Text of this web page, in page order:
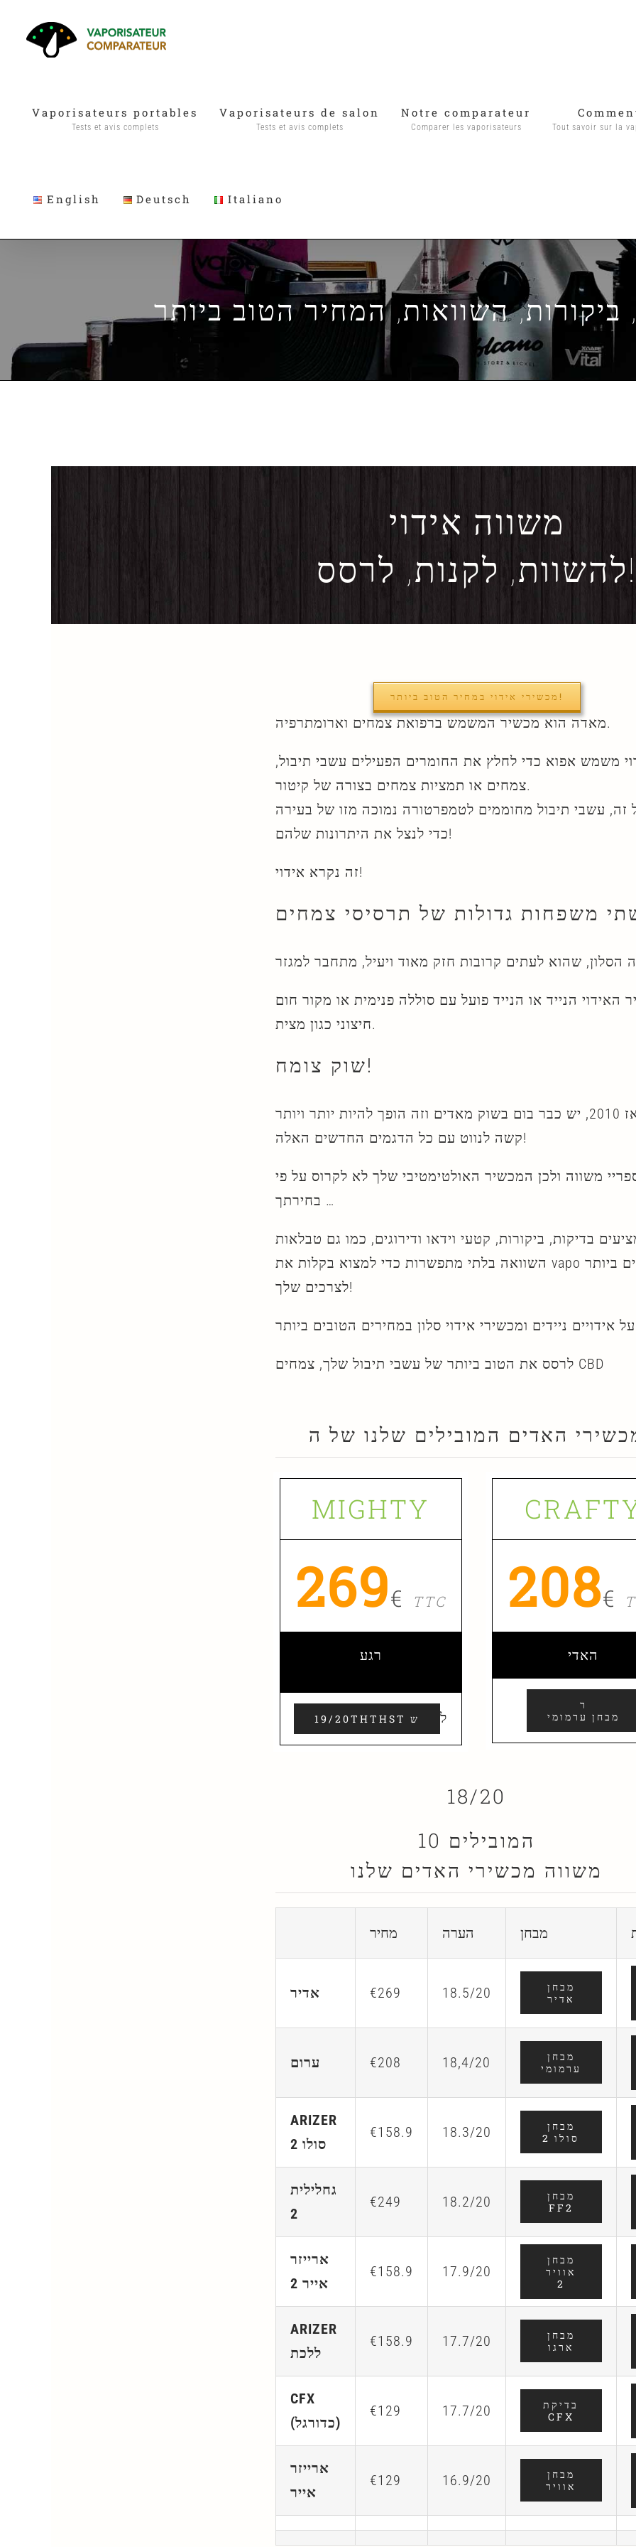
Vaporisateurs portables
Tests et avis complets
Vaporisateurs de salon
Tests et avis complets
Notre comparateur
Comparer les vaporisateurs Tout savoir sur la
English Deutsch Italiano
ביקורות, השוואות, המחיר הטוב ביותר
משווה אידוי
לרסס!
מכשירי אידוי במחיר הטוב ביותר!
מאדה הוא מכשיר המשמש ברפואת צמחים וארומתרפיה.
משמש אפוא כדי לחלץ את החומרים הפעילים עשבי תיבול,
צמחים או תמציות צמחים בצורה של קיטור.
זה, עשבי תיבול מחוממים לטמפרטורה נמוכה מזו של בעירה
כדי לנצל את היתרונות שלהם!
זה נקרא אידוי!
משפחות גדולות של תרסיסי צמחים
הסלון
האידוי הנייד או הנייד פועל עם סוללה פנימית או מקור חום
חיצוני כגון מצית.
שוק צומח!
מאז 2010, יש כבר בום בשוק מאדים וזה הופך להיות יותר ויותר
קשה לנווט עם כל הדגמים החדשים האלה!
משווה ולכן המכשיר האולטימטיבי שלך לא לקרוס על פי
בחירתך …
בדיקות, ביקורות, קטעי וידאו ודירוגים, כמו גם טבלאות
השוואה בלתי מתפשרות כדי למצוא בקלות את vapo המתאים ביותר
לצרכים שלך!
לרסס את הטוב ביותר של עשבי תיבול שלך, צמחים CBD
האדים המובילים שלנו של ה
MIGHTY
269€ TTC
רגע
19/20THTHST ש ל
208€
האדי
ר
מבחן ערמומי
18/20
10 המובילים
משווה מכשירי האדים שלנו
מחיר הערה מבחן
אדיר €269 18.5/20
מבחן
אדיר
ערום €208 18,4/20
מבחן
ערמומי
ARIZER
סולו 2
€158.9 18.3/20
מבחן
סולו 2
גחלילית
2
€249 18.2/20
מבחן
FF2
ארייזר
אייר 2
€158.9 17.9/20
מבחן
אוויר
2
ARIZER
ללכת
€158.9 17.7/20
מבחן
ארגו
CFX
(כדורגל)
€129 17.7/20
בדיקת
CFX
ארייזר
אייר
€129 16.9/20
מבחן
אוויר